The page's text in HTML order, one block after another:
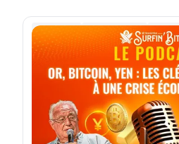
StackinSat
4 nov. 2024 |
3 minutes